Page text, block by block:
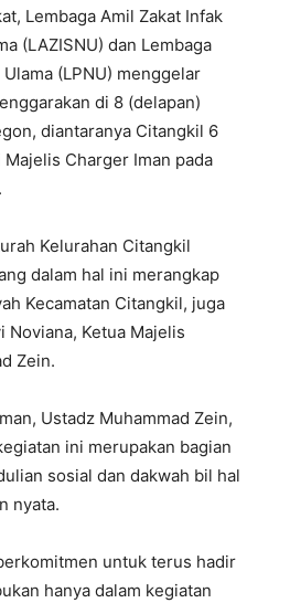
Lembaga Amil Zakat Infak
(LAZISNU) dan Lembaga
(LPNU) menggelar
di 8 (delapan)
diantaranya Citangkil 6
Charger Iman pada
Kelurahan Citangkil
dalam hal ini merangkap
Kecamatan Citangkil, juga
Noviana, Ketua Majelis
Zein.
Ustadz Muhammad Zein,
ini merupakan bagian
sosial dan dakwah bil hal
nyata.
untuk terus hadir
hanya dalam kegiatan